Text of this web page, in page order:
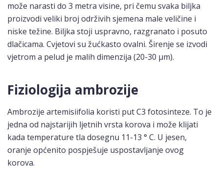
može narasti do 3 metra visine, pri čemu svaka biljka
proizvodi veliki broj održivih sjemena male veličine i
niske težine. Biljka stoji uspravno, razgranato i posuto
dlačicama. Cvjetovi su žućkasto ovalni. Širenje se izvodi
vjetrom a pelud je malih dimenzija (20-30 μm).
Fiziologija ambrozije
Ambrozije artemisiifolia koristi put C3 fotosinteze. To je
jedna od najstarijih ljetnih vrsta korova i može klijati
kada temperature tla dosegnu 11-13 ° C. U jesen,
oranje općenito pospješuje uspostavljanje ovog
korova.